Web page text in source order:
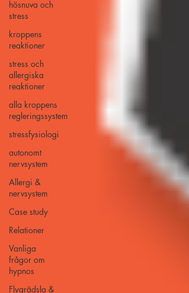
hösnuva och
stress
kroppens
reaktioner
stress och
allergiska
reaktioner
alla kroppens
regleringssystem
stressfysiologi
autonomt
nervsystem
Allergi &
nervsystem
Case study
Relationer
Vanliga
frågor om
hypnos
Flygrädsla &